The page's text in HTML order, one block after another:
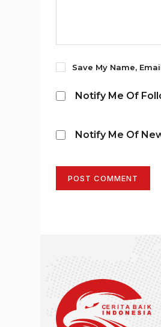
Save My Name,
Notify Me Of
Notify Me Of
POST COMMENT